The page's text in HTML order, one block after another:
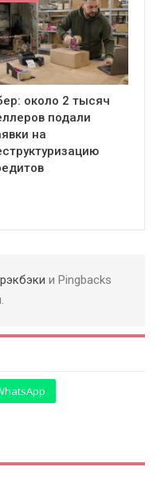
около 2 тысяч
подали
на
и Pingbacks